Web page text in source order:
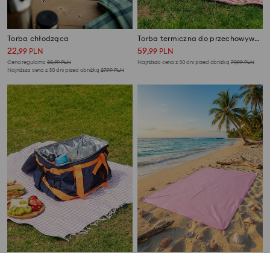
Torba chłodząca
22,99 PLN
Cena regularna 35,99PLN
Najniższa cena z 30 dni przed obniżką 27,99PLN
Torba termiczna do przechowywania z zewnętrznymi kieszeniami
59,99 PLN
Najniższa cena z 30 dni przed obniżką 79,99PLN